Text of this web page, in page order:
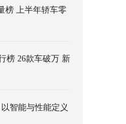
榜 上半年轿车零
榜 26款车破万 新
智能与性能定义